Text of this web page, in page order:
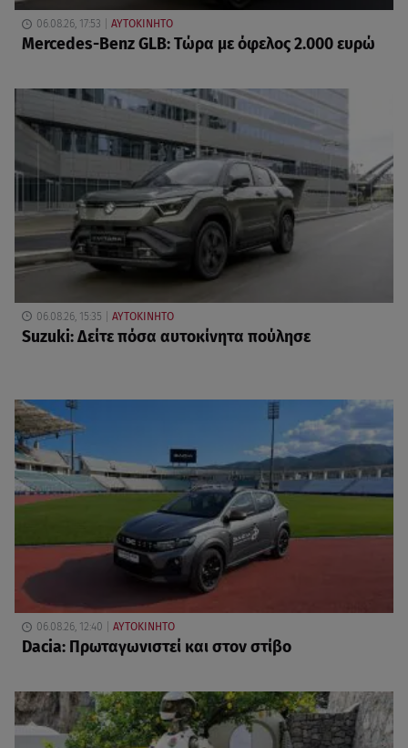
06.08.26, 17:53 ΑΥΤΟΚΙΝΗΤΟ
Mercedes-Benz GLB: Τώρα με όφελος 2.000 ευρώ
06.08.26, 15:35 ΑΥΤΟΚΙΝΗΤΟ
Suzuki: Δείτε πόσα αυτοκίνητα πούλησε
06.08.26, 12:40 ΑΥΤΟΚΙΝΗΤΟ
Dacia: Πρωταγωνιστεί και στον στίβο